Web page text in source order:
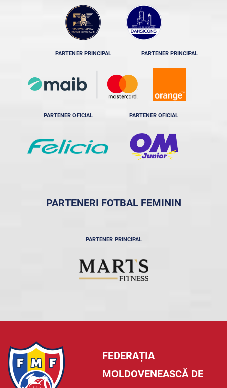
PARTENER PRINCIPAL PARTENER PRINCIPAL
PARTENER OFICIAL PARTENER OFICIAL
PARTENERI FOTBAL FEMININ
PARTENER PRINCIPAL
FEDERAȚIA
MOLDOVENEASCĂ DE